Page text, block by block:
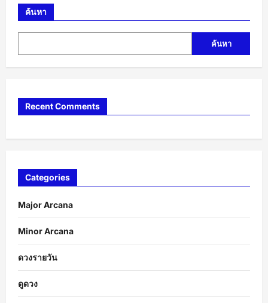
ค้นหา
ค้นหา
Recent Comments
Categories
Major Arcana
Minor Arcana
ดวงรายวัน
ดูดวง